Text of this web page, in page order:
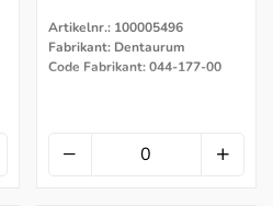
Artikelnr.: 100005496
Fabrikant: Dentaurum
Code Fabrikant: 044-177-00